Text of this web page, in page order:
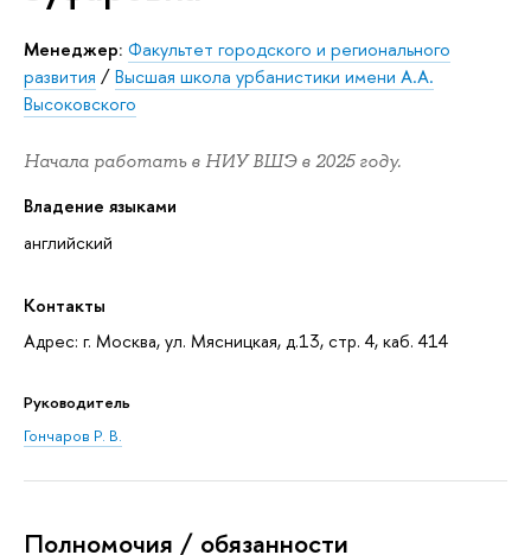
Менеджер: Факультет городского и регионального
развития /Высшая школа урбанистики имени А.А.
Высоковского
Начала работать в НИУ ВШЭ в 2025 году.
Владение языками
английский
Контакты
Адрес: г. Москва, ул. Мясницкая, д.13, стр. 4, каб. 414
Руководитель
Гончаров Р. В.
Полномочия / обязанности